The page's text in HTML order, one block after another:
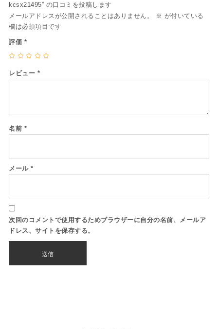
kcsx21495” の口コミを投稿します
メールアドレスが公開されることはありません。
※ が付いている
欄は必須項目です
評価 *
レビュー *
名前 *
メール*
次回のコメントで使用するためブラウザーに自分の名前、メールア
ドレス、サイトを保存する。